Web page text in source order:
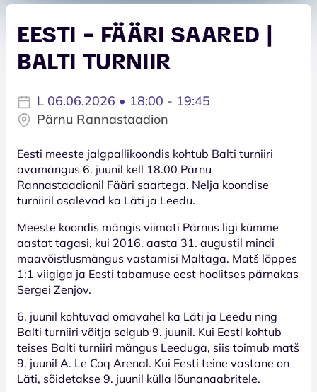
EESTI - FÄÄRI SAARED |
BALTI TURNIIR
L 06.06.2026 • 18:00 - 19:45
Pärnu Rannastaadion
Eesti meeste jalgpallikoondis kohtub Balti turniiri
avamängus 6. juunil kell 18.00 Pärnu
Rannastaadionil Fääri saartega. Nelja koondise
turniiril osalevad ka Läti ja Leedu.
Meeste koondis mängis viimati Pärnus ligi kümme
aastat tagasi, kui 2016. aasta 31. augustil mindi
maavõistlusmängus vastamisi Maltaga. Matš lõppes
1:1 viigiga ja Eesti tabamuse eest hoolitses pärnakas
Sergei Zenjov.
6. juunil kohtuvad omavahel ka Läti ja Leedu ning
Balti turniiri võitja selgub 9. juunil. Kui Eesti kohtub
teises Balti turniiri mängus Leeduga, siis toimub matš
9. juunil A. Le Coq Arenal. Kui Eesti teine vastane on
Läti, sõidetakse 9. juunil külla lõunanaabritele.